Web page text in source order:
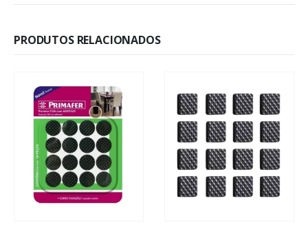
PRODUTOS RELACIONADOS